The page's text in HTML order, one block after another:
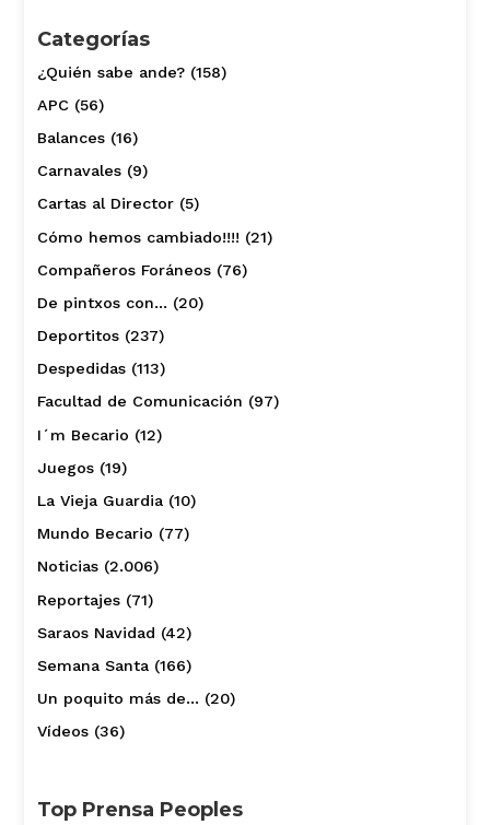
Categorías
¿Quién sabe ande?(158)
APC(56)
Balances(16)
Carnavales(9)
Cartas al Director(5)
Cómo hemos cambiado!!!! (21)
Compañeros Foráneos(76)
De pintxos con… (20)
Deportitos(237)
Despedidas(113)
Facultad de Comunicación (97)
I´m Becario (12)
Juegos(19)
La Vieja Guardia(10)
Mundo Becario (77)
Noticias(2.006)
Reportajes(71)
Saraos Navidad (42)
Semana Santa(166)
Un poquito más de… (20)
Vídeos(36)
Top Prensa Peoples